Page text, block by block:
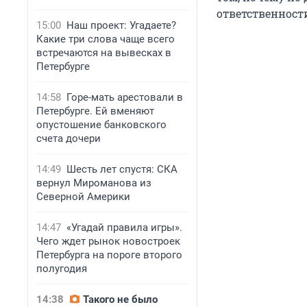
15:00 Наш проект: Угадаете?
Какие три слова чаще всего
встречаются на вывесках в
Петербурге
14:58 Горе-мать арестовали в
Петербурге. Ей вменяют
опустошение банковского
счета дочери
14:49 Шесть лет спустя: СКА
вернул Мироманова из
Северной Америки
14:47 «Угадай правила игры».
Чего ждет рынок новостроек
Петербурга на пороге второго
полугодия
14:38 Такого не было